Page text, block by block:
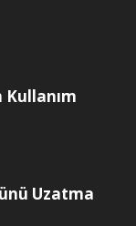
Kullanım
Uzatma